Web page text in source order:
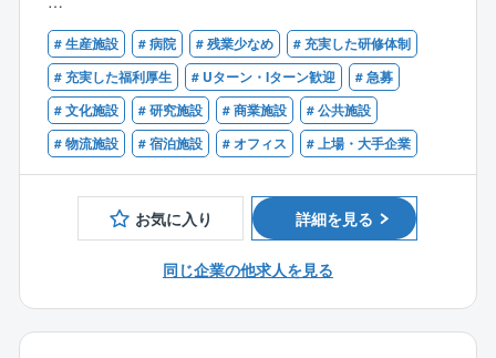
「外注さんと意思の疎通が図れていなかった」「軽微
な変更も時間がかかる」といった業界特有の問題も起
こりにくい体制です。
◇穏やかでフラットな社風
同社の特徴は「チームの和を重んじて働く」「穏やか
な」社員が多いことです。入社後にまずその社風に(い
い意味で)驚く社員がたくさんおります。
はなく、入社後は3～6ヶ月程度OJTで先輩社員と一緒
です！
※50歳以降は契約社員採用となりますが、セコムという
会社の地盤の強固さから受注がなくなることはなく、
生涯年収を担保するための契約社員採用となります。
（正社員では、定年時に大幅な年収カットの可能性が
※契約社員の場合は転勤なし、70歳まで継続雇用可能と
長く働いていただける環境です。
【歓迎】
〇データセンターにおける設備管理のご経験
〇第二種電気主任技術者
〇1級電気工事施工管理技士（できれば監理技術者）
〇機械器具の主任技術者（できれば監理技術者）
# 生産施設 # 病院 # 残業少なめ
# 充実した研修体制
# 充実した福利厚生
# Uターン・Iターン歓迎
# 急募
# 文化施設
# 研究施設 # 商業施設
# 公共施設
# 物流施設
# 宿泊施設 # オフィス # 上場・大手企業
お気に入り 詳細を見る
同じ企業の他求人を見る